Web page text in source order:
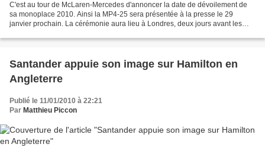
C'est au tour de McLaren-Mercedes d'annoncer la date de dévoilement de
sa monoplace 2010. Ainsi la MP4-25 sera présentée à la presse le 29
janvier prochain. La cérémonie aura lieu à Londres, deux jours avant les
Santander appuie son image sur Hamilton en
Angleterre
Publié le 11/01/2010 à 22:21
Par Matthieu Piccon